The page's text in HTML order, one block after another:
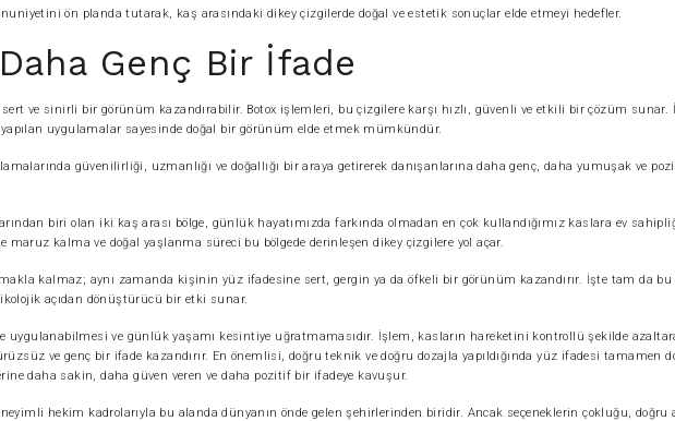
ön planda tutarak, kaş arasındaki dikey çizgilerde doğal ve estetik sonuçlar elde etmeyi hedefler.
Genç Bir İfade
ve sinirli bir görünüm kazandırabilir. Botox işlemleri, bu çizgilere karşı hızlı, güvenli ve etkili bir çözüm sunar.
uygulamalar sayesinde doğal bir görünüm elde etmek mümkündür.
güvenilirliği, uzmanlığı ve doğallığı bir araya getirerek danışanlarına daha genç, daha yumuşak ve
biri olan iki kaş arası bölge, günlük hayatımızda farkında olmadan en çok kullandığımız kaslara ev
kalma ve doğal yaşlanma süreci bu bölgede derinleşen dikey çizgilere yol açar.
kalmaz; aynı zamanda kişinin yüz ifadesine sert, gergin ya da öfkeli bir görünüm kazandırır. İşte tam da bu
açıdan dönüştürücü bir etki sunar.
uygulanabilmesi ve günlük yaşamı kesintiye uğratmamasıdır. İşlem, kasların hareketini kontrollü şekilde
ve genç bir ifade kazandırır. En önemlisi, doğru teknik ve doğru dozajla yapıldığında yüz ifadesi tamamen
daha sakin, daha güven veren ve daha pozitif bir ifadeye kavuşur.
hekim kadrolarıyla bu alanda dünyanın önde gelen şehirlerinden biridir. Ancak seçeneklerin çokluğu, doğru